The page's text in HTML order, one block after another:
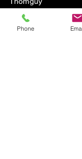
Fantastic
our ‘flexible’
people. Thank you!
Phone